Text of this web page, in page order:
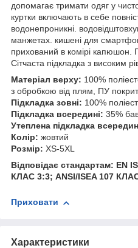
допомагає тримати одяг у
куртки включають в себе
водонепроникні.
манжетах. кишені для
прихований в комірі капюшон.
Сітчаста підкладка з високим
Матеріал верху: 100%
з обробкою від плям, ПУ
Підкладка зовні: 100%
Підкладка всередині: 35%
Утеплена підкладка
Колір: жовтий
Розмір: XS-5XL
Відповідає стандартам: EN
КЛАС 3:3; ANSI/ISEA 107
Приховати
Характеристики